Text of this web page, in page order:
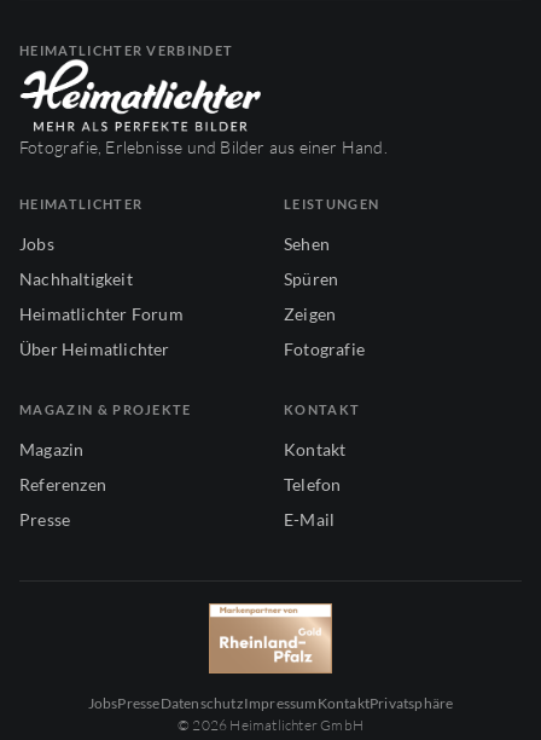
HEIMATLICHTER VERBINDET
Fotografie, Erlebnisse und Bilder aus einer Hand.
HEIMATLICHTER
Jobs
Nachhaltigkeit
Heimatlichter Forum
Über Heimatlichter
LEISTUNGEN
Sehen
Spüren
Zeigen
Fotografie
MAGAZIN & PROJEKTE
Magazin
Referenzen
Presse
KONTAKT
Kontakt
Telefon
E-Mail
JobsPresseDatenschutzImpressum KontaktPrivatsphäre
© 2026 Heimatlichter GmbH